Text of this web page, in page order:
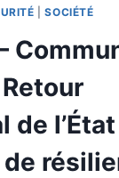
»,
|SOCIÉTÉ
de